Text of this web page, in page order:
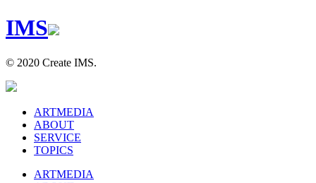
IMS
© 2020 Create IMS.
ARTMEDIA
ABOUT
SERVICE
TOPICS
ARTMEDIA